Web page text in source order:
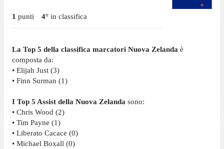
1 punti 4° in classifica
La Top 5 della classifica marcatori Nuova Zelanda è
composta da:
• Elijah Just (3)
• Finn Surman (1)
I Top 5 Assist della Nuova Zelanda sono:
• Chris Wood (2)
• Tim Payne (1)
• Liberato Cacace (0)
• Michael Boxall (0)